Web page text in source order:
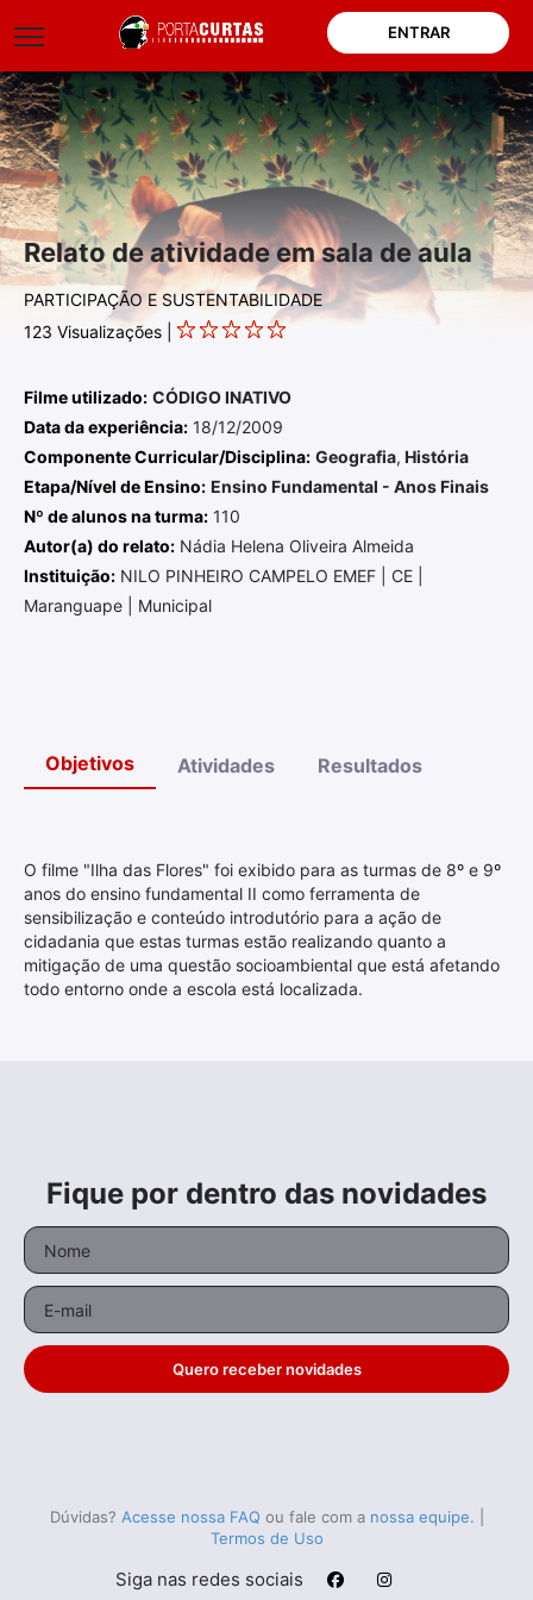
ENTRAR
Relato de atividade em sala de aula
PARTICIPAÇÃO E SUSTENTABILIDADE
123 Visualizações |
Filme utilizado: CÓDIGO INATIVO
Data da experiência: 18/12/2009
Componente Curricular/Disciplina: Geografia, História
Etapa/Nível de Ensino: Ensino Fundamental - Anos Finais
Nº de alunos na turma: 110
Autor(a) do relato: Nádia Helena Oliveira Almeida
Instituição: NILO PINHEIRO CAMPELO EMEF | CE |
Maranguape | Municipal
Objetivos Atividades Resultados
O filme "Ilha das Flores" foi exibido para as turmas de 8º e 9º
anos do ensino fundamental II como ferramenta de
sensibilização e conteúdo introdutório para a ação de
cidadania que estas turmas estão realizando quanto a
mitigação de uma questão socioambiental que está afetando
todo entorno onde a escola está localizada.
Fique por dentro das novidades
Quero receber novidades
Dúvidas? Acesse nossa FAQ ou fale com a nossa equipe.
Termos de Uso
Siga nas redes sociais